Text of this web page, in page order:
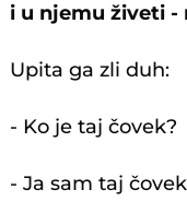
i u njemu živeti -
Upita ga zli duh:
- Ko je taj čovek?
- Ja sam taj